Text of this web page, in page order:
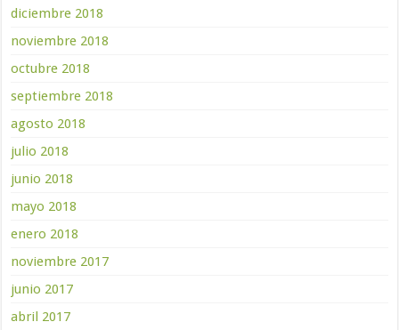
diciembre 2018
noviembre 2018
octubre 2018
septiembre 2018
agosto 2018
julio 2018
junio 2018
mayo 2018
enero 2018
noviembre 2017
junio 2017
abril 2017